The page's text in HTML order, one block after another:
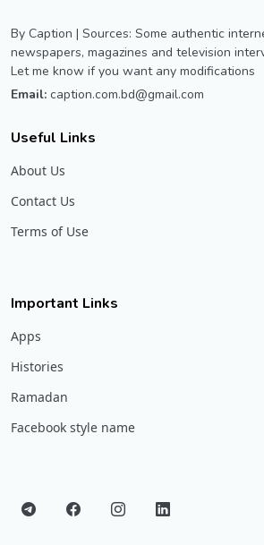
By Caption | Sources: Some authentic
newspapers, magazines and television
Let me know if you want any modifications
Email: caption.com.bd@gmail.com
Useful Links
About Us
Contact Us
Terms of Use
Important Links
Apps
Histories
Ramadan
Facebook style name